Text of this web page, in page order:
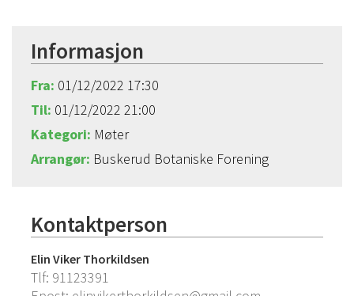
Informasjon
Fra: 01/12/2022 17:30
Til: 01/12/2022 21:00
Kategori: Møter
Arrangør: Buskerud Botaniske Forening
Kontaktperson
Elin Viker Thorkildsen
Tlf: 91123391